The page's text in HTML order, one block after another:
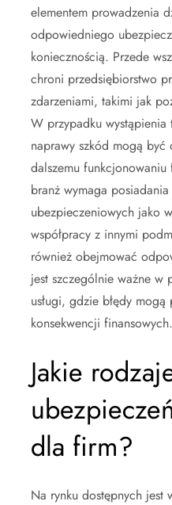
elementem prowadzenia
odpowiedniego
koniecznością. Przede
chroni przedsiębiorstwo
zdarzeniami, takimi jak
W przypadku wystąpienia
naprawy szkód mogą
dalszemu
branż wymaga
ubezpieczeniowych jako
współpracy z innymi
również obejmować
jest szczególnie ważne w
usługi, gdzie błędy
konsekwencji finansowych.
Jakie
dla firm?
Na rynku dostępnych jest